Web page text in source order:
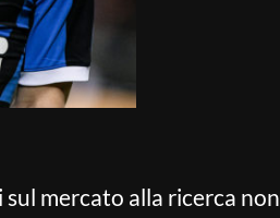
mercato alla ricerca non